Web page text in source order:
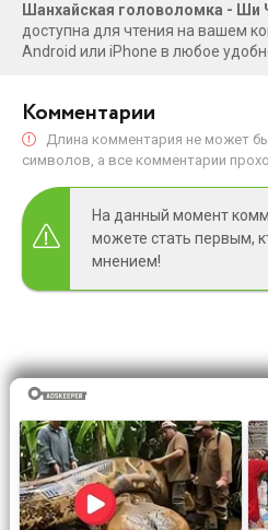
странной волшебной сказке,
перед смертью…Роман
Шанхайская головоломка - Ши
доступна для чтения на вашем
Android или iPhone в любое
Комментарии
Длина комментария не может
символов, а все комментарии
На данный момент
можете стать первым,
мнением!